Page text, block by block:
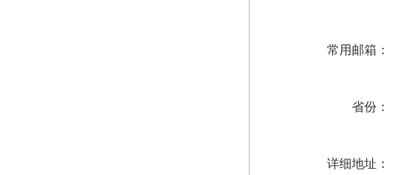
常用邮箱：
省份：
详细地址：